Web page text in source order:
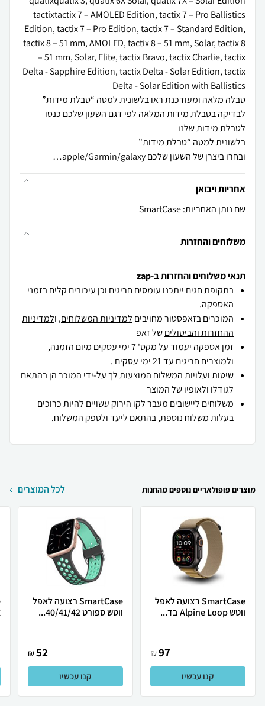
tactixtactix 7 – AMOLED Edition, tactix 7 – Pro Ballistics
Edition, tactix 7 – Pro Edition, tactix 7 – Standard Edition,
tactix 8 – 51 mm, AMOLED, tactix 8 – 51 mm, Solar, tactix 8
– 51 mm, Solar, Elite, tactix Bravo, tactix Charlie, tactix
Delta - Sapphire Edition, tactix Delta - Solar Edition, tactix
לבדיקה בטבלת מידות המלאה לפי דגם השעון שלכם כנסו
ובחרו ביצרן של השעון שלכם apple/Garmin/galaxy…
אחריות ויבואן
שם נותן האחריות: SmartCase
משלוחים והחזרות
תנאי משלוחים והחזרות ב-zap
בתקופת חגים ייתכנו עומסים חריגים וכן עיכובים קלים בזמני
האספקה.
המוכרים בזאפסטור מחויבים למדיניות המשלוחים, ולמדיניות
ההחזרות והביטוליםשל זאפ
זמן אספקה יעמוד על מקס' 7 ימי עסקים מיום הזמנה,
ולמוצרים חריגים עד 21 ימי עסקים .
שיטות ועלויות המשלוח המוצעות לך על-ידי המוכר הן בהתאם
לגודלו ולאופיו של המוצר
משלוחים ליישובים מעבר לקו הירוק עשויים להיות כרוכים
בעלות משלוח נוספת, בהתאם ליעד ולספק המשלוח.
מוצרים פופולאריים נוספים מהחנות לכל המוצרים
SmartCase רצועה לאפל
ווטש Alpine Loop בד...
97
₪
קנו עכשיו
SmartCase רצועה לאפל
ווטש ספורט 40/41/42...
52
₪
קנו עכשיו